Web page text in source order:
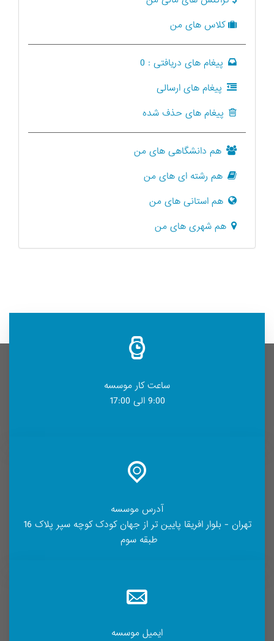
کلاس های من
پیغام های دریافتی : 0
پیغام های ارسالی
پیغام های حذف شده
هم دانشگاهی های من
هم رشته ای های من
هم استانی های من
هم شهری های من
ساعت کار موسسه
9:00 الی 17:00
آدرس موسسه
تهران - بلوار افریقا پایین تر از جهان کودک کوچه سپر پلاک 16
طبقه سوم
ایمیل موسسه